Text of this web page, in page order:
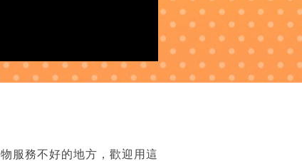
服務不好的地方，歡迎用這